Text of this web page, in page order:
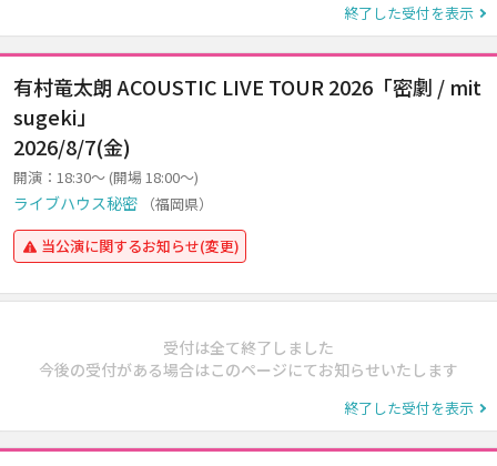
終了した受付を表示
有村竜太朗 ACOUSTIC LIVE TOUR 2026「密劇 / mit
sugeki」
2026/8/7(金)
開演：18:30～ (開場 18:00～)
ライブハウス秘密
（福岡県）
当公演に関するお知らせ(変更)
受付は全て終了しました
今後の受付がある場合はこのページにてお知らせいたします
終了した受付を表示